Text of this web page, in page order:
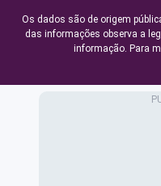
Os dados são de origem
das informações observa a
informação. Para